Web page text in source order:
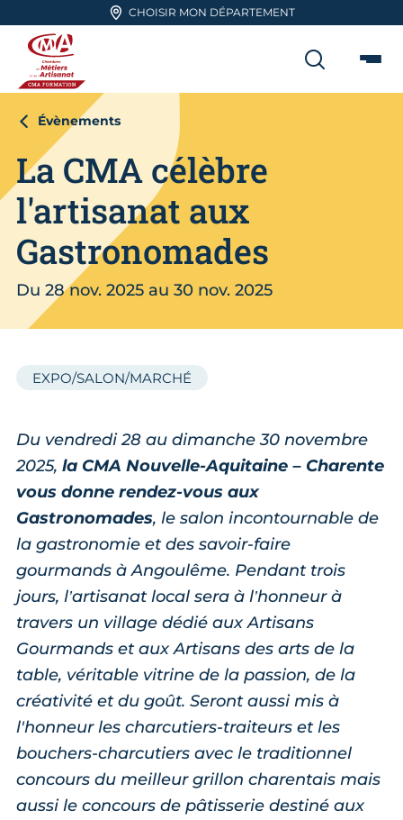
Aller en haut de pageCHOISIR MON DÉPARTEMENT
CMA FORMATION
Évènements
La CMA célèbre
l'artisanat aux
Gastronomades
Du 28 nov. 2025 au 30 nov. 2025
EXPO/SALON/MARCHÉ
Du vendredi 28 au dimanche 30 novembre
2025, la CMA Nouvelle-Aquitaine – Charente
vous donne rendez-vous aux
Gastronomades, le salon incontournable de
la gastronomie et des savoir-faire
gourmands à Angoulême. Pendant trois
jours, l’artisanat local sera à l’honneur à
travers un village dédié aux Artisans
Gourmands et aux Artisans des arts de la
table, véritable vitrine de la passion, de la
créativité et du goût. Seront aussi mis à
l'honneur les charcutiers-traiteurs et les
bouchers-charcutiers avec le traditionnel
concours du meilleur grillon charentais mais
aussi le concours de pâtisserie destiné aux